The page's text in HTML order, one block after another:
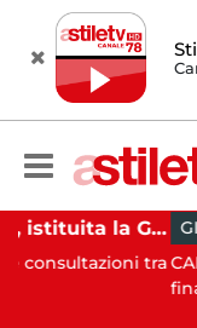
Capaccio Paestum, istituita la Guardia Medica Turistica presso il Psaut di Piazza Santini
tra